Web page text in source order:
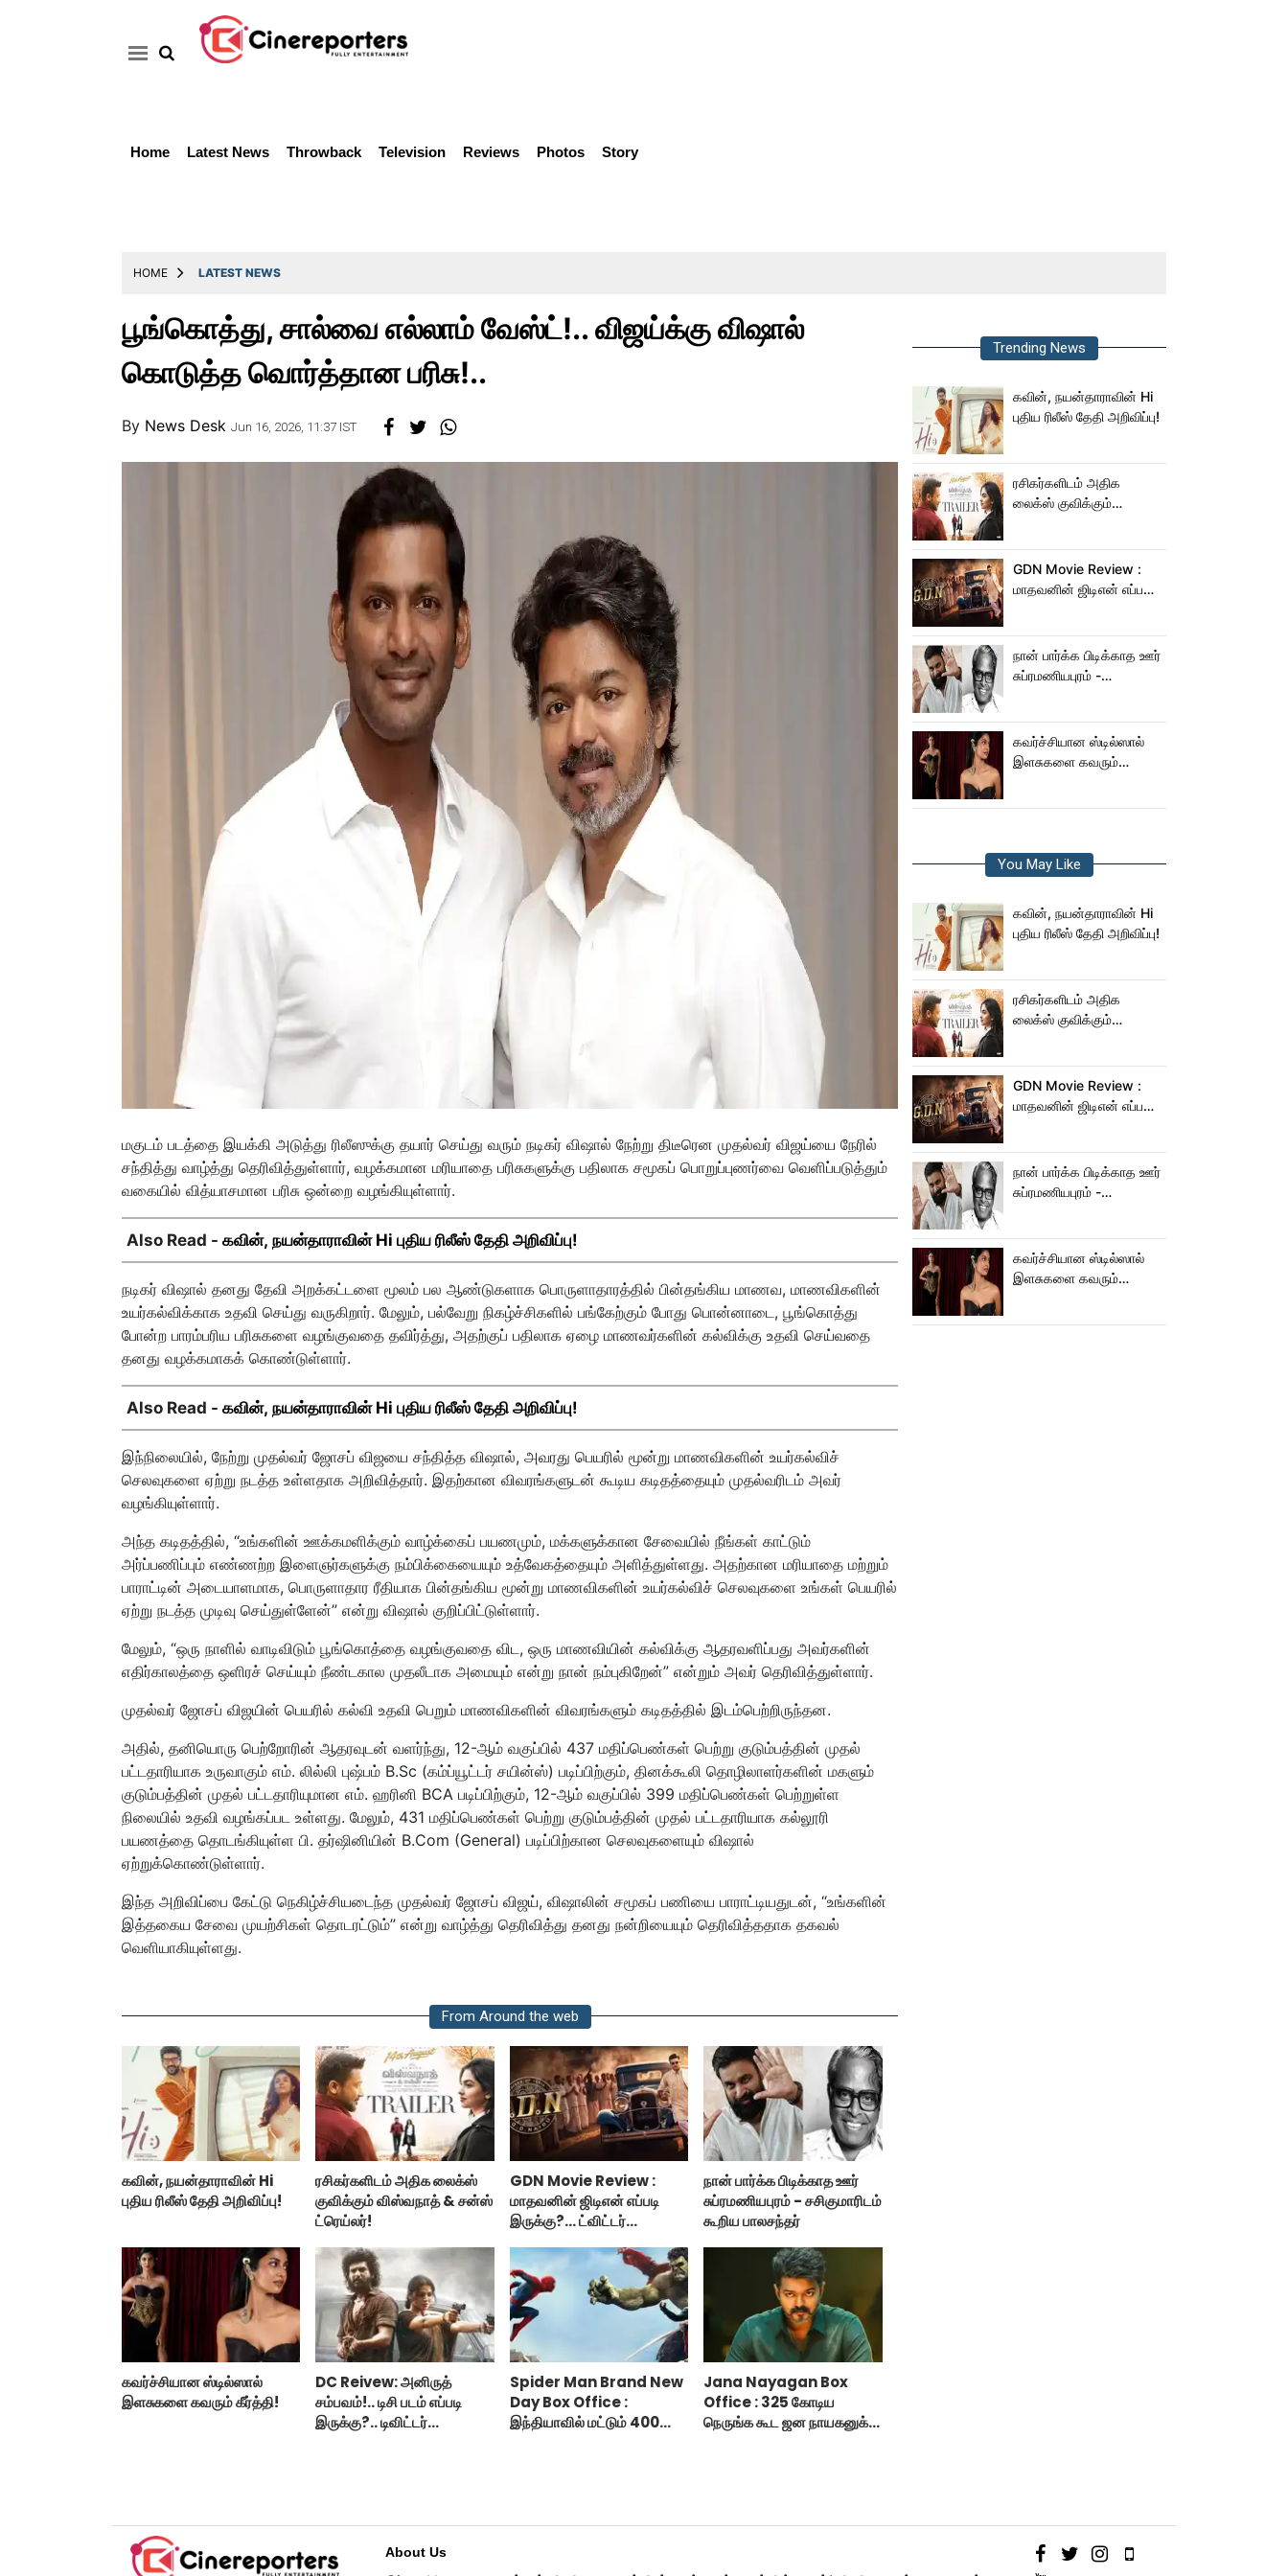
Home Latest News Throwback Television Reviews Photos Story
HOME LATEST NEWS
பூங்கொத்து, சால்வை எல்லாம் வேஸ்ட்!.. விஜய்க்கு விஷால்
கொடுத்த வொர்த்தான பரிசு!..
By News Desk Jun 16, 2026, 11:37 IST
மகுடம் படத்தை இயக்கி அடுத்து ரிலீஸுக்கு தயார் செய்து வரும் நடிகர் விஷால் நேற்று திடீரென முதல்வர் விஜய்யை நேரில்
சந்தித்து வாழ்த்து தெரிவித்துள்ளார், வழக்கமான மரியாதை பரிசுகளுக்கு பதிலாக சமூகப் பொறுப்புணர்வை வெளிப்படுத்தும்
வகையில் வித்யாசமான பரிசு ஒன்றை வழங்கியுள்ளார்.
Also Read - கவின், நயன்தாராவின் Hi புதிய ரிலீஸ் தேதி அறிவிப்பு!
நடிகர் விஷால் தனது தேவி அறக்கட்டளை மூலம் பல ஆண்டுகளாக பொருளாதாரத்தில் பின்தங்கிய மாணவ, மாணவிகளின்
உயர்கல்விக்காக உதவி செய்து வருகிறார். மேலும், பல்வேறு நிகழ்ச்சிகளில் பங்கேற்கும் போது பொன்னாடை, பூங்கொத்து
போன்ற பாரம்பரிய பரிசுகளை வழங்குவதை தவிர்த்து, அதற்குப் பதிலாக ஏழை மாணவர்களின் கல்விக்கு உதவி செய்வதை
தனது வழக்கமாகக் கொண்டுள்ளார்.
Also Read - கவின், நயன்தாராவின் Hi புதிய ரிலீஸ் தேதி அறிவிப்பு!
இந்நிலையில், நேற்று முதல்வர் ஜோசப் விஜயை சந்தித்த விஷால், அவரது பெயரில் மூன்று மாணவிகளின் உயர்கல்விச்
செலவுகளை ஏற்று நடத்த உள்ளதாக அறிவித்தார். இதற்கான விவரங்களுடன் கூடிய கடிதத்தையும் முதல்வரிடம் அவர்
வழங்கியுள்ளார்.
அந்த கடிதத்தில், “உங்களின் ஊக்கமளிக்கும் வாழ்க்கைப் பயணமும், மக்களுக்கான சேவையில் நீங்கள் காட்டும்
அர்ப்பணிப்பும் எண்ணற்ற இளைஞர்களுக்கு நம்பிக்கையையும் உத்வேகத்தையும் அளித்துள்ளது. அதற்கான மரியாதை மற்றும்
பாராட்டின் அடையாளமாக, பொருளாதார ரீதியாக பின்தங்கிய மூன்று மாணவிகளின் உயர்கல்விச் செலவுகளை உங்கள் பெயரில்
ஏற்று நடத்த முடிவு செய்துள்ளேன்” என்று விஷால் குறிப்பிட்டுள்ளார்.
மேலும், “ஒரு நாளில் வாடிவிடும் பூங்கொத்தை வழங்குவதை விட, ஒரு மாணவியின் கல்விக்கு ஆதரவளிப்பது அவர்களின்
எதிர்காலத்தை ஒளிரச் செய்யும் நீண்டகால முதலீடாக அமையும் என்று நான் நம்புகிறேன்” என்றும் அவர் தெரிவித்துள்ளார்.
முதல்வர் ஜோசப் விஜயின் பெயரில் கல்வி உதவி பெறும் மாணவிகளின் விவரங்களும் கடிதத்தில் இடம்பெற்றிருந்தன.
அதில், தனியொரு பெற்றோரின் ஆதரவுடன் வளர்ந்து, 12-ஆம் வகுப்பில் 437 மதிப்பெண்கள் பெற்று குடும்பத்தின் முதல்
பட்டதாரியாக உருவாகும் எம். லில்லி புஷ்பம் B.Sc (கம்ப்யூட்டர் சயின்ஸ்) படிப்பிற்கும், தினக்கூலி தொழிலாளர்களின் மகளும்
குடும்பத்தின் முதல் பட்டதாரியுமான எம். ஹரினி BCA படிப்பிற்கும், 12-ஆம் வகுப்பில் 399 மதிப்பெண்கள் பெற்றுள்ள
நிலையில் உதவி வழங்கப்பட உள்ளது. மேலும், 431 மதிப்பெண்கள் பெற்று குடும்பத்தின் முதல் பட்டதாரியாக கல்லூரி
பயணத்தை தொடங்கியுள்ள பி. தர்ஷினியின் B.Com (General) படிப்பிற்கான செலவுகளையும் விஷால்
ஏற்றுக்கொண்டுள்ளார்.
இந்த அறிவிப்பை கேட்டு நெகிழ்ச்சியடைந்த முதல்வர் ஜோசப் விஜய், விஷாலின் சமூகப் பணியை பாராட்டியதுடன், “உங்களின்
இத்தகைய சேவை முயற்சிகள் தொடரட்டும்” என்று வாழ்த்து தெரிவித்து தனது நன்றியையும் தெரிவித்ததாக தகவல்
வெளியாகியுள்ளது.
From Around the web
கவின், நயன்தாராவின் Hi
புதிய ரிலீஸ் தேதி அறிவிப்பு!
ரசிகர்களிடம் அதிக லைக்ஸ்
குவிக்கும் விஸ்வநாத் & சன்ஸ்
ட்ரெய்லர்!
GDN Movie Review :
மாதவனின் ஜிடிஎன் எப்படி
இருக்கு?... ட்விட்டர்
நான் பார்க்க பிடிக்காத ஊர்
சுப்ரமணியபுரம் - சசிகுமாரிடம்
கூறிய பாலசந்தர்
கவர்ச்சியான ஸ்டில்ஸால்
இளசுகளை கவரும் கீர்த்தி!
DC Reivew: அனிருத்
சம்பவம்!.. டிசி படம் எப்படி
இருக்கு?.. டிவிட்டர்
Spider Man Brand New
Day Box Office :
இந்தியாவில் மட்டும் 400
Jana Nayagan Box
Office : 325 கோடிய
நெருங்க கூட ஜன நாயகனுக்கு
Trending News
கவின், நயன்தாராவின் Hi
புதிய ரிலீஸ் தேதி அறிவிப்பு!
ரசிகர்களிடம் அதிக
லைக்ஸ் குவிக்கும்
GDN Movie Review :
மாதவனின் ஜிடிஎன் எப்படி
நான் பார்க்க பிடிக்காத ஊர்
சுப்ரமணியபுரம் -
கவர்ச்சியான ஸ்டில்ஸால்
இளசுகளை கவரும்
You May Like
கவின், நயன்தாராவின் Hi
புதிய ரிலீஸ் தேதி அறிவிப்பு!
ரசிகர்களிடம் அதிக
லைக்ஸ் குவிக்கும்
GDN Movie Review :
மாதவனின் ஜிடிஎன் எப்படி
நான் பார்க்க பிடிக்காத ஊர்
சுப்ரமணியபுரம் -
கவர்ச்சியான ஸ்டில்ஸால்
இளசுகளை கவரும்
About Us